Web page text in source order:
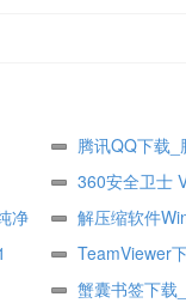
腾讯QQ下载
360安全卫士
净
解压缩软件
式版TeamViewer
蟹囊书签下载